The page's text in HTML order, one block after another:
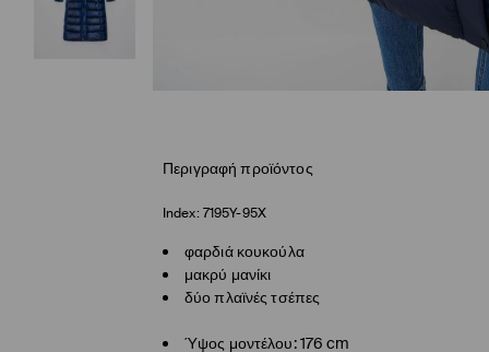
Περιγραφή προϊόντος
Index: 7195Y-95X
φαρδιά κουκούλα
μακρύ μανίκι
δύο πλαϊνές τσέπες
Ύψος μοντέλου: 176 cm